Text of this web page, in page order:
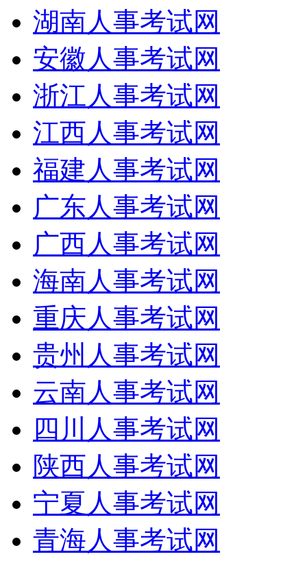
湖南人事考试网
安徽人事考试网
浙江人事考试网
江西人事考试网
福建人事考试网
广东人事考试网
广西人事考试网
海南人事考试网
重庆人事考试网
贵州人事考试网
云南人事考试网
四川人事考试网
陕西人事考试网
宁夏人事考试网
青海人事考试网